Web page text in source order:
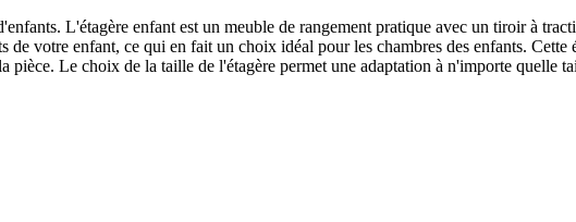
L'étagère enfant est un meuble de rangement pratique avec un tiroir à
de votre enfant, ce qui en fait un choix idéal pour les chambres des enfants.
Le choix de la taille de l'étagère permet une adaptation à n'importe quelle